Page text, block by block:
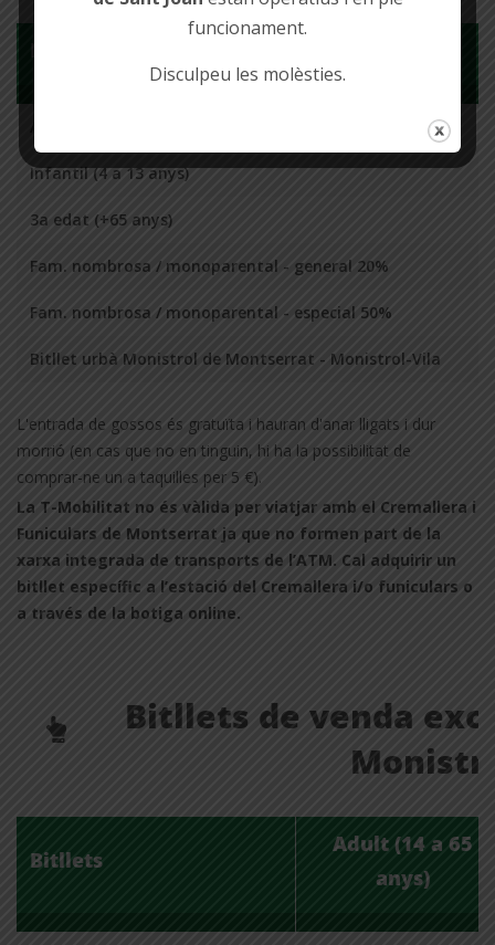
Bitllet
Infantil (4 a 13 anys)
3a edat (+65 anys)
Fam. nombrosa / monoparental - general 20%
Fam. nombrosa / monoparental - especial 50%
Bitllet urbà Monistrol de Montserrat - Monistrol-Vila
L'entrada de gossos és gratuïta i hauran d'anar lligats i dur
morrió (en cas que no en tinguin, hi ha la possibilitat de
comprar-ne un a taquilles per 5 €).
La T-Mobilitat no és vàlida per viatjar amb el Cremallera i
Funiculars de Montserrat ja que no formen part de la
xarxa integrada de transports de l’ATM. Cal adquirir un
bitllet específic a l’estació del Cremallera i/o funiculars o
a través de la botiga online.
Bitllets de venda
Bitllets
Adult (14 a 65
anys)
funcionament.
Disculpeu les molèsties.